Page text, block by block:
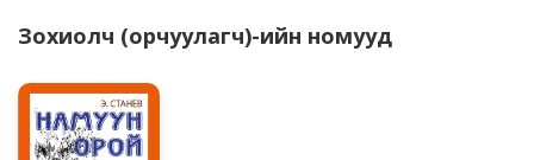
Зохиолч (орчуулагч)-ийн номууд